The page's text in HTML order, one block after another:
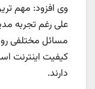
وی افزود: مهم
علی رغم تجربه
مسائل مختلفی
کیفیت اینترنت
دارند.